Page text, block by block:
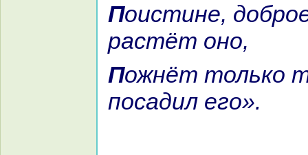
Поистине, доброе, хоть долго
paстёт оно,
Пожнёт толькo тот, кто caм
поcaдил его».